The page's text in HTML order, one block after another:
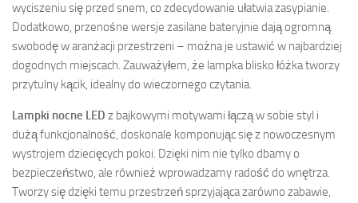
wyciszeniu się przed snem, co zdecydowanie ułatwia zasypianie.
Dodatkowo, przenośne wersje zasilane bateryjnie dają ogromną
swobodę w aranżacji przestrzeni – można je ustawić w najbardziej
dogodnych miejscach. Zauważyłem, że lampka blisko łóżka tworzy
przytulny kącik, idealny do wieczornego czytania.
Lampki nocne LED z bajkowymi motywami łączą w sobie styl i
dużą funkcjonalność, doskonale komponując się z nowoczesnym
wystrojem dziecięcych pokoi. Dzięki nim nie tylko dbamy o
bezpieczeństwo, ale również wprowadzamy radość do wnętrza.
Tworzy się dzięki temu przestrzeń sprzyjająca zarówno zabawie,